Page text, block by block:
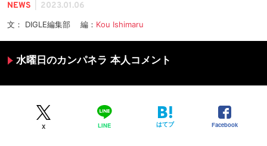
NEWS 2023.01.06
文： DIGLE編集部 編： Kou Ishimaru
水曜日のカンパネラ 本人コメント
X LINE はてブ Facebook